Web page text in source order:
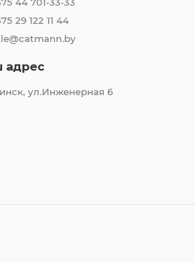
29 122 11 44
адрес
ул.Инженерная 6